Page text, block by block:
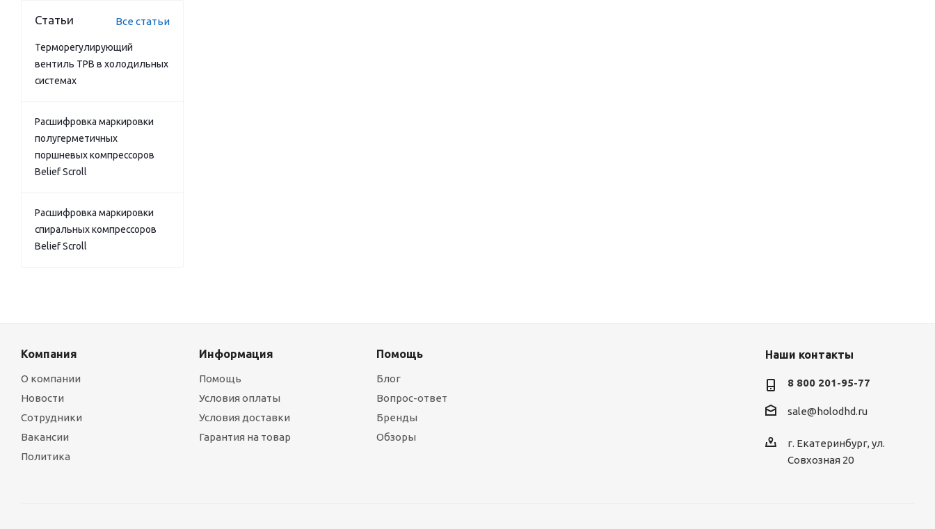
Статьи Все статьи
Терморегулирующий
вентиль ТРВ в холодильных
системах
Расшифровка маркировки
полугерметичных
поршневых компрессоров
Belief Scroll
Расшифровка маркировки
спиральных компрессоров
Belief Scroll
Компания
О компании
Новости
Сотрудники
Вакансии
Политика
Информация
Помощь
Условия оплаты
Условия доставки
Гарантия на товар
Помощь
Блог
Вопрос-ответ
Бренды
Обзоры
Наши контакты
8 800 201-95-77
sale@holodhd.ru
г. Екатеринбург, ул.
Совхозная 20